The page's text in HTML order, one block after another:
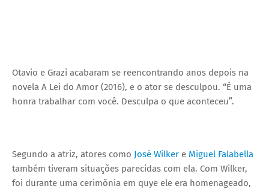
Otavio e Grazi acabaram se reencontrando anos depois na
novela A Lei do Amor (2016), e o ator se desculpou. “É uma
honra trabalhar com você. Desculpa o que aconteceu”.
Segundo a atriz, atores como José Wilker e Miguel Falabella
também tiveram situações parecidas com ela. Com Wilker,
foi durante uma cerimônia em quye ele era homenageado,